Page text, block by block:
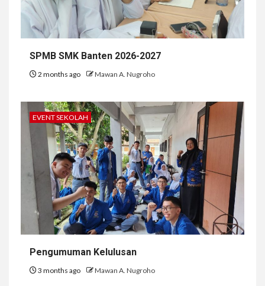
SPMB SMK Banten 2026-2027
2 months ago Mawan A. Nugroho
EVENT SEKOLAH
Pengumuman Kelulusan
3 months ago Mawan A. Nugroho